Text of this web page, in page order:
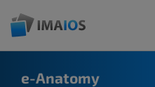
e-Anatomy